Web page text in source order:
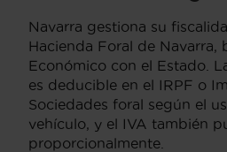
Navarra gestiona su
Hacienda Foral de Navarra,
Económico con el Estado.
es deducible en el IRPF o
Sociedades foral según el
vehículo, y el IVA también
proporcionalmente.